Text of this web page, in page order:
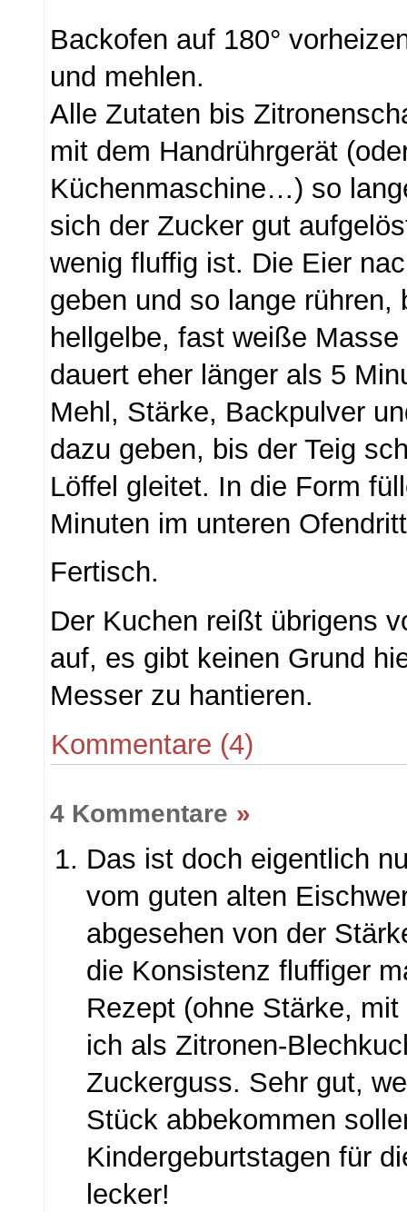
Backofen auf 180°
und mehlen.
Alle Zutaten bis
mit dem Handrührgerät
Küchenmaschine…) so
sich der Zucker gut
wenig fluffig ist. Die Eier
geben und so lange rühren,
hellgelbe, fast weiße
dauert eher länger als 5
Mehl, Stärke, Backpulver
dazu geben, bis der Teig
Löffel gleitet. In die Form
Minuten im unteren
Fertisch.
Der Kuchen reißt übrigens
auf, es gibt keinen Grund
Messer zu hantieren.
Kommentare (4)
4 Kommentare »
Das ist doch eigentlich
vom guten alten
abgesehen von der
die Konsistenz fluffiger
Rezept (ohne Stärke,
ich als Zitronen-
Zuckerguss. Sehr gut,
Stück abbekommen
Kindergeburtstagen für
lecker!